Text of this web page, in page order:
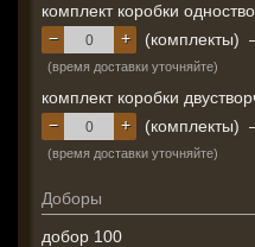
комплект коробки
+
− (комплекты)
(время доставки уточняйте)
комплект коробки
+
− (комплекты)
(время доставки уточняйте)
Доборы
добор 100